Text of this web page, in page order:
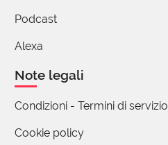
Podcast
Alexa
Note legali
Condizioni - Termini di servizio
Cookie policy